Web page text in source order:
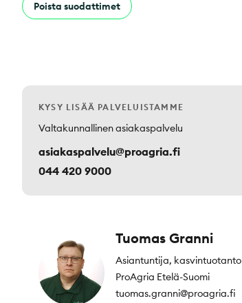
Poista suodattimet
KYSY LISÄÄ PALVELUISTAMME
Valtakunnallinen asiakaspalvelu
asiakaspalvelu@proagria.fi
044 420 9000
Tuomas Granni
Asiantuntija, kasvintuotanto
ProAgria Etelä-Suomi
tuomas.granni@proagria.fi